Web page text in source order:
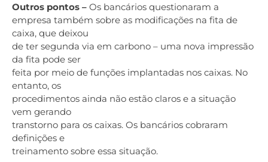
Outros pontos – Os bancários questionaram a
empresa também sobre as modificações na fita de
caixa, que deixou
de ter segunda via em carbono – uma nova impressão
da fita pode ser
feita por meio de funções implantadas nos caixas. No
entanto, os
procedimentos ainda não estão claros e a situação
vem gerando
transtorno para os caixas. Os bancários cobraram
definições e
treinamento sobre essa situação.